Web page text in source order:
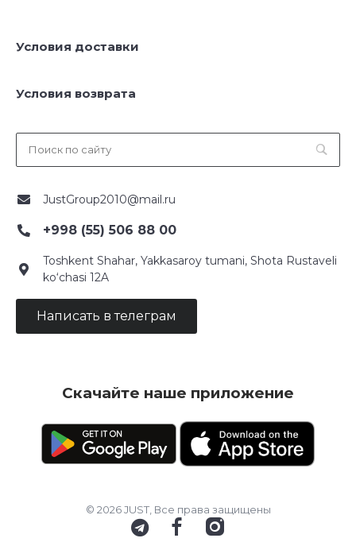
Условия доставки
Условия возврата
JustGroup2010@mail.ru
+998 (55) 506 88 00
Toshkent Shahar, Yakkasaroy tumani, Shota Rustaveli
ko‘chasi 12A
Написать в телеграм
Скачайте наше приложение
© 2026 JUST, Все права защищены